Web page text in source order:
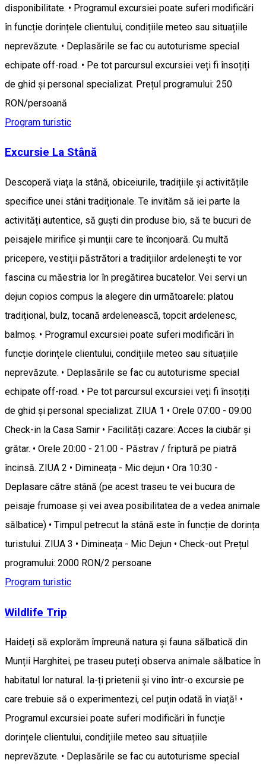
disponibilitate. • Programul excursiei poate suferi modificări
în funcție dorințele clientului, condițiile meteo sau situațiile
neprevăzute. • Deplasările se fac cu autoturisme special
echipate off-road. • Pe tot parcursul excursiei veți fi însoțiți
de ghid și personal specializat. Prețul programului: 250
RON/persoană
Program turistic
Excursie La Stână
Descoperă viața la stână, obiceiurile, tradițiile și activitățile
specifice unei stâni tradiționale. Te invităm să iei parte la
activități autentice, să guști din produse bio, să te bucuri de
peisajele mirifice și munții care te înconjoară. Cu multă
pricepere, vestiții păstrători a tradițiilor ardelenești te vor
fascina cu măestria lor în pregătirea bucatelor. Vei servi un
dejun copios compus la alegere din următoarele: platou
tradițional, bulz, tocană ardelenească, topcit ardelenesc,
balmoș. • Programul excursiei poate suferi modificări în
funcție dorințele clientului, condițiile meteo sau situațiile
neprevăzute. • Deplasările se fac cu autoturisme special
echipate off-road. • Pe tot parcursul excursiei veți fi însoțiți
de ghid și personal specializat. ZIUA 1 • Orele 07:00 - 09:00
Check-in la Casa Samir • Facilități cazare: Acces la ciubăr și
grătar. • Orele 20:00 - 21:00 - Păstrav / friptură pe piatră
încinsă. ZIUA 2 • Dimineața - Mic dejun • Ora 10:30 -
Deplasare către stână (pe acest traseu te vei bucura de
peisaje frumoase și vei avea posibilitatea de a vedea animale
sălbatice) • Timpul petrecut la stână este în funcție de dorința
turistului. ZIUA 3 • Dimineața - Mic Dejun • Check-out Prețul
programului: 2000 RON/2 persoane
Program turistic
Wildlife Trip
Haideți să explorăm împreună natura și fauna sălbatică din
Munții Harghitei, pe traseu puteți observa animale sălbatice în
habitatul lor natural. Ia-ți prietenii și vino într-o excursie pe
care trebuie să o experimentezi, cel puțin odată în viață! •
Programul excursiei poate suferi modificări în funcție
dorințele clientului, condițiile meteo sau situațiile
neprevăzute. • Deplasările se fac cu autoturisme special